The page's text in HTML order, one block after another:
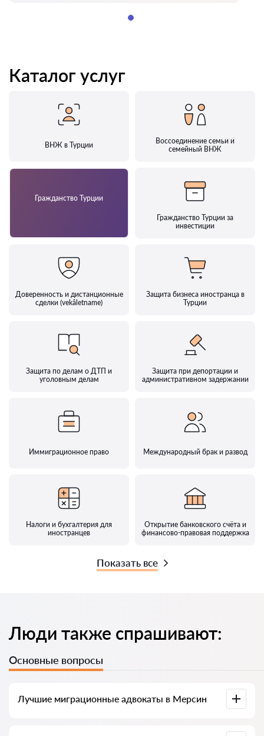
Каталог услуг
ВНЖ в Турции
Воссоединение семьи и
семейный ВНЖ
Гражданство Турции
Гражданство Турции за
инвестиции
Доверенность и дистанционные
сделки (vekâletname)
Защита бизнеса иностранца в
Турции
Защита по делам о ДТП и
уголовным делам
Защита при депортации и
административном задержании
Иммиграционное право Международный брак и развод
Налоги и бухгалтерия для
иностранцев
Открытие банковского счёта и
финансово-правовая поддержка
Показать все
Люди также спрашивают:
Основные вопросы
Лучшие миграционные адвокаты в Мерсин